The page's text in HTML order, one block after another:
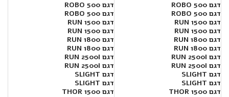
דגם ROBO 500
דגם ROBO 500
דגם RUN 1500
דגם RUN 1500
דגם RUN 1800
דגם RUN 1800
דגם RUN 2500I
דגם RUN 2500I
דגם SLIGHT
דגם SLIGHT
דגם THOR 1500
דגם ROBO 500
דגם ROBO 500
דגם RUN 1500
דגם RUN 1500
דגם RUN 1800
דגם RUN 1800
דגם RUN 2500I
דגם RUN 2500I
דגם SLIGHT
דגם SLIGHT
דגם THOR 1500